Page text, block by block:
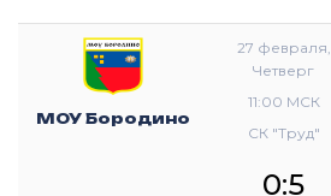
МОУ Бородино
27 февраля,
Четверг
11:00 МСК
СК "Труд"
0:5